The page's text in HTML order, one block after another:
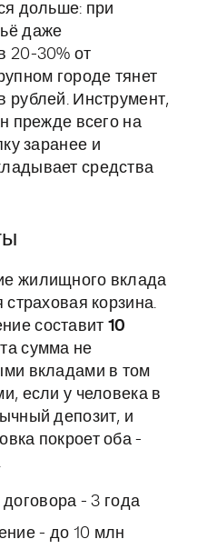
дольше: при
даже
20-30% от
городе тянет
рублей. Инструмент,
прежде всего на
заранее и
средства
жилищного вклада
корзина.
составит 10
сумма не
вкладами в том
если у человека в
депозит, и
покроет оба -
- 3 года
- до 10 млн